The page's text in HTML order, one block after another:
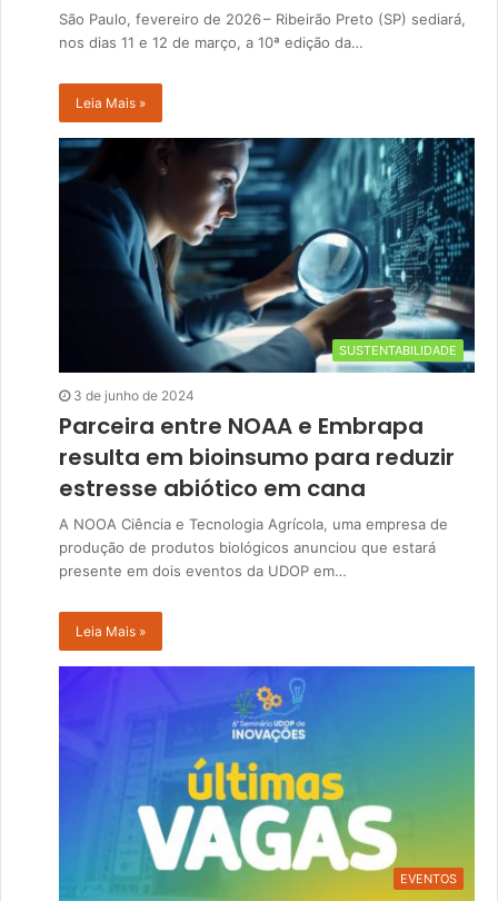
São Paulo, fevereiro de 2026 – Ribeirão Preto (SP) sediará,
nos dias 11 e 12 de março, a 10ª edição da…
Leia Mais »
SUSTENTABILIDADE
3 de junho de 2024
Parceira entre NOAA e Embrapa
resulta em bioinsumo para reduzir
estresse abiótico em cana
A NOOA Ciência e Tecnologia Agrícola, uma empresa de
produção de produtos biológicos anunciou que estará
presente em dois eventos da UDOP em…
Leia Mais »
EVENTOS